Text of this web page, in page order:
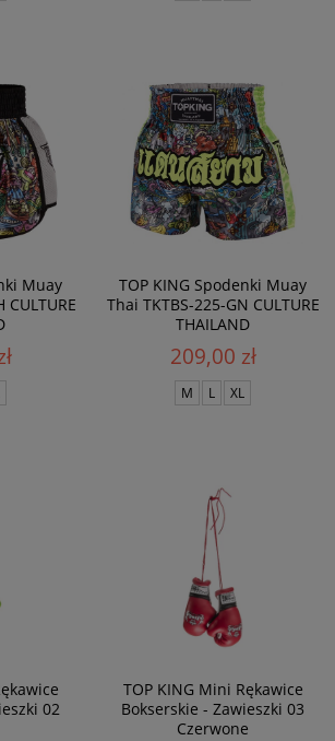
Muay
CULTURE
TOP KING Spodenki Muay
Thai TKTBS-225-GN CULTURE
THAILAND
209,00 zł
M L XL
02
TOP KING Mini Rękawice
Bokserskie - Zawieszki 03
Czerwone